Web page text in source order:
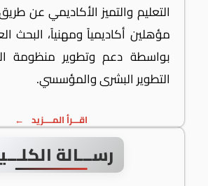
التعليم والتميز الأكاديمي عن
مؤهلين أكاديمياً ومهنياً، البحث
بواسطة دعم وتطوير منظومة
التطوير البشرى والمؤسسي.
اقـــرأ المــــزيد
رســـالة